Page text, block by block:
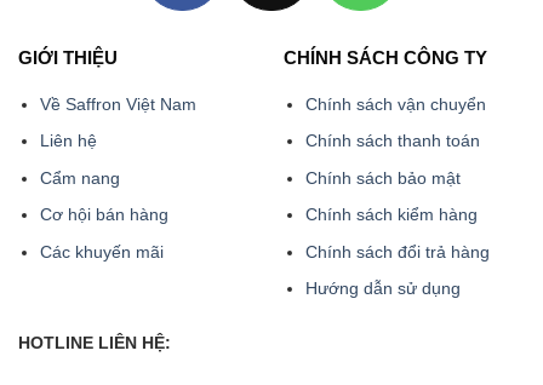
GIỚI THIỆU
Về Saffron Việt Nam
Liên hệ
Cẩm nang
Cơ hội bán hàng
Các khuyến mãi
CHÍNH SÁCH CÔNG TY
Chính sách vận chuyển
Chính sách thanh toán
Chính sách bảo mật
Chính sách kiểm hàng
Chính sách đổi trả hàng
Hướng dẫn sử dụng
HOTLINE LIÊN HỆ: